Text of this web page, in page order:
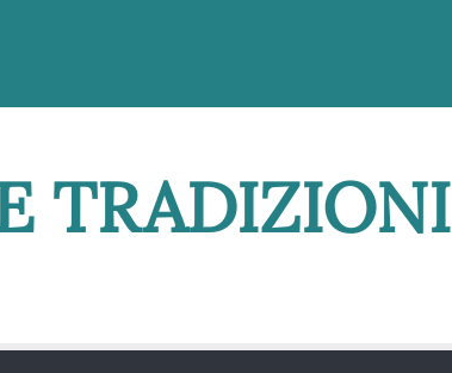
TRADIZIONI